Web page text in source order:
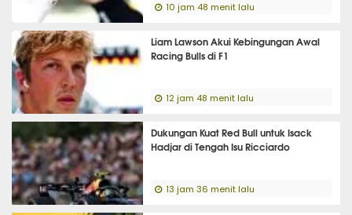
10 jam 48 menit lalu
Liam Lawson Akui Kebingungan Awal
Racing Bulls di F1
12 jam 48 menit lalu
Dukungan Kuat Red Bull untuk Isack
Hadjar di Tengah Isu Ricciardo
13 jam 36 menit lalu